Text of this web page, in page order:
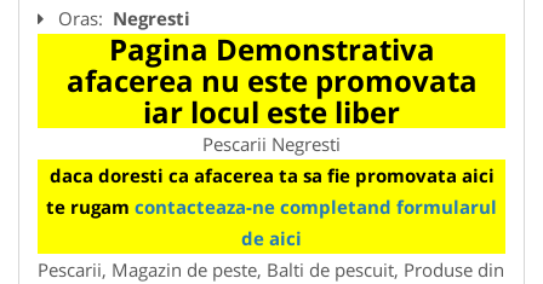
Oras: Negresti
Pagina Demonstrativa
afacerea nu este promovata
iar locul este liber
Pescarii Negresti
daca doresti ca afacerea ta sa fie promovata aici
te rugam contacteaza-ne completand formularul
de aici
Pescarii, Magazin de peste, Balti de pescuit, Produse din